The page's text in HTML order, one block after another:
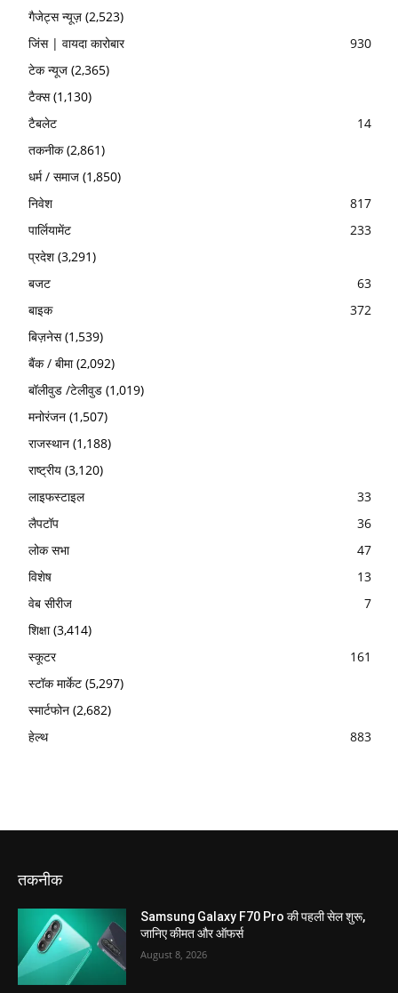
गैजेट्स न्यूज़ (2,523)
जिंस | वायदा कारोबार
930
टेक न्यूज (2,365)
टैक्स(1,130)
टैबलेट
14
तकनीक(2,861)
धर्म / समाज (1,850)
निवेश
817
पार्लियामेंट
233
प्रदेश(3,291)
बजट
63
बाइक
372
बिज़नेस(1,539)
बैंक / बीमा(2,092)
बॉलीवुड /टेलीवुड (1,019)
मनोरंजन (1,507)
राजस्थान (1,188)
राष्ट्रीय (3,120)
लाइफस्टाइल
33
लैपटॉप
36
लोक सभा
47
विशेष
13
वेब सीरीज
7
शिक्षा(3,414)
स्कूटर
161
स्टॉक मार्केट (5,297)
स्मार्टफोन (2,682)
हेल्थ
883
तकनीक
Samsung Galaxy F70 Pro की पहली सेल शुरू,
जानिए कीमत और ऑफर्स
August 8, 2026